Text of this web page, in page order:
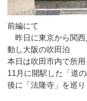
前編にて
昨日に東京から関
動し大阪の吹田泊
本日は吹田市内で所
11月に開駅した「道
後に「法隆寺」を巡り